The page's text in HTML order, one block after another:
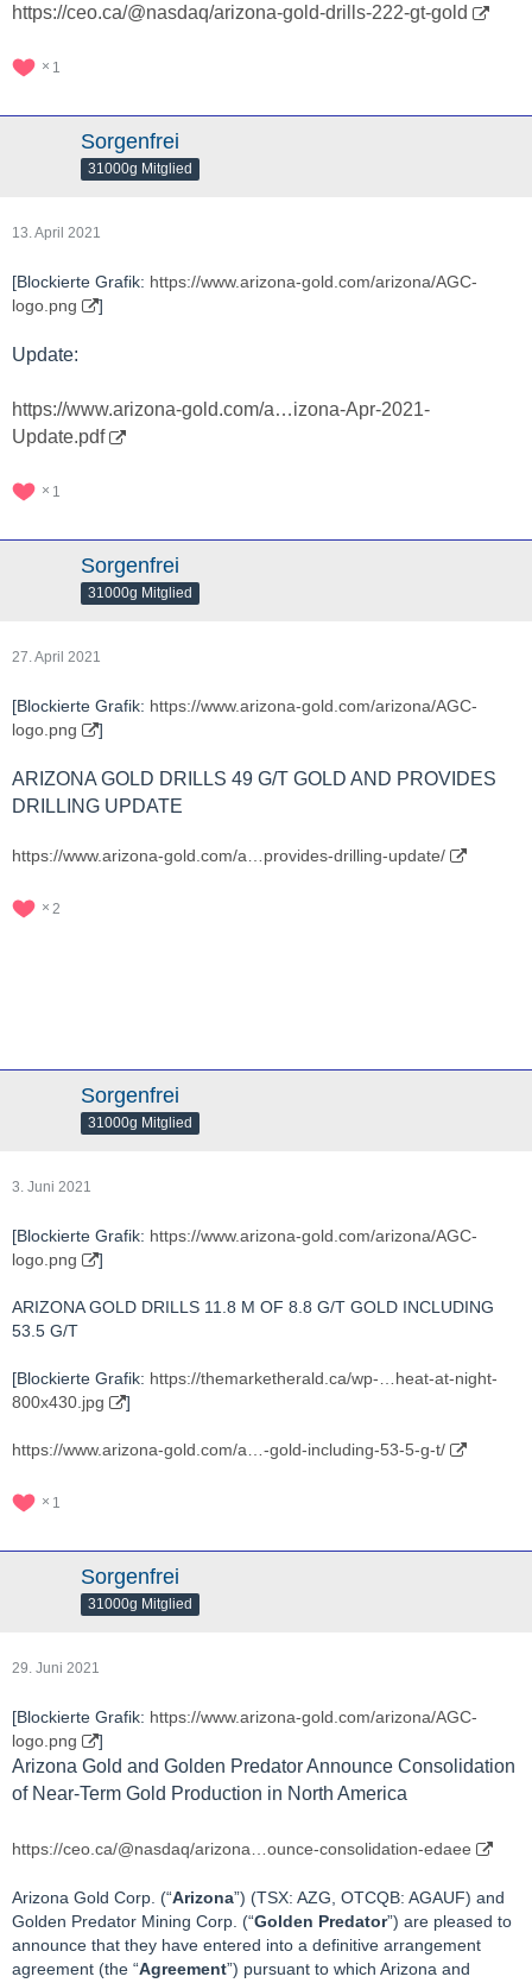
https://ceo.ca/@nasdaq/arizona-gold-drills-222-gt-gold
1
Sorgenfrei
31000g Mitglied
13. April 2021
[Blockierte Grafik: https://www.arizona-gold.com/arizona/AGC-
logo.png
]
Update:
https://www.arizona-gold.com/a…izona-Apr-2021-
Update.pdf
1
Sorgenfrei
31000g Mitglied
27. April 2021
[Blockierte Grafik: https://www.arizona-gold.com/arizona/AGC-
logo.png
]
ARIZONA GOLD DRILLS 49 G/T GOLD AND PROVIDES
DRILLING UPDATE
https://www.arizona-gold.com/a…provides-drilling-update/
2
Sorgenfrei
31000g Mitglied
3. Juni 2021
[Blockierte Grafik: https://www.arizona-gold.com/arizona/AGC-
logo.png
]
ARIZONA GOLD DRILLS 11.8 M OF 8.8 G/T GOLD INCLUDING
53.5 G/T
[Blockierte Grafik: https://themarketherald.ca/wp-…heat-at-night-
800x430.jpg
]
https://www.arizona-gold.com/a…-gold-including-53-5-g-t/
1
Sorgenfrei
31000g Mitglied
29. Juni 2021
[Blockierte Grafik: https://www.arizona-gold.com/arizona/AGC-
logo.png
]
Arizona Gold and Golden Predator Announce Consolidation
of Near-Term Gold Production in North America
https://ceo.ca/@nasdaq/arizona…ounce-consolidation-edaee
Arizona Gold Corp. (“Arizona”) (TSX: AZG, OTCQB: AGAUF) and
Golden Predator Mining Corp. (“Golden Predator”) are pleased to
announce that they have entered into a definitive arrangement
agreement (the “Agreement”) pursuant to which Arizona and